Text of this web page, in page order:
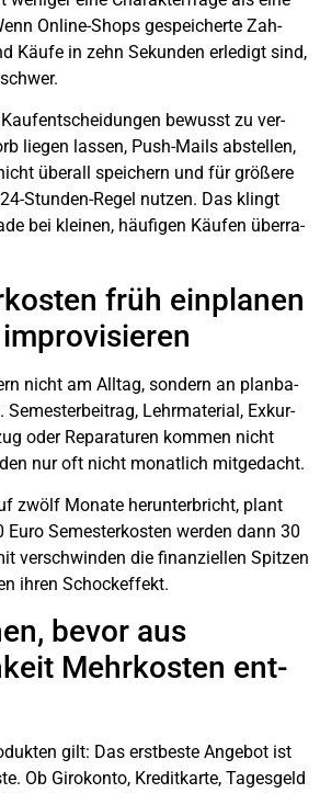
Online-Shops gespei­cher­te Zah­
Käu­fe in zehn Sekun­den erle­digt sind,
bewusst zu ver­
lie­gen las­sen, Push-Mails abstel­len,
über­all spei­chern und für grö­ße­re
Stun­den-Regel nut­zen. Das klingt
bei klei­nen, häu­fi­gen Käu­fen über­ra­
früh ein­pla­nen
nicht am All­tag, son­dern an plan­ba­
Semes­ter­bei­trag, Lehr­ma­te­ri­al, Exkur­
oder Repa­ra­tu­ren kom­men nicht
nur oft nicht monat­lich mit­ge­dacht.
zwölf Mona­te her­un­ter­bricht, plant
Euro Semes­ter­kos­ten wer­den dann 30
ver­schwin­den die finan­zi­el­len Spit­zen
ihren Schock­ef­fekt.
bevor aus
Mehr­kos­ten ent­
gilt: Das erst­bes­te Ange­bot ist
Ob Giro­kon­to, Kre­dit­kar­te, Tages­geld